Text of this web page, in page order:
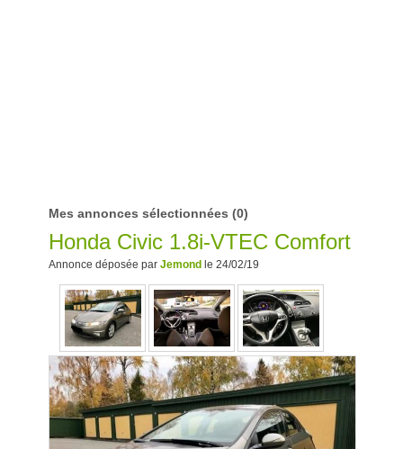
Mes annonces sélectionnées (0)
Honda Civic 1.8i-VTEC Comfort
Annonce déposée par Jemond le 24/02/19